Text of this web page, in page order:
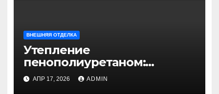
ВНЕШНЯЯ ОТДЕЛКА
Утепление
пенополиуретаном:
технология выполнения и
ключевые преимущества
АПР 17, 2026 ADMIN